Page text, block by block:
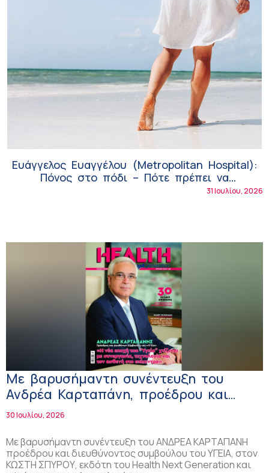
Ευάγγελος Ευαγγέλου (Metropolitan Hospital):
Πόνος στο πόδι – Πότε πρέπει να
31 Ιουλίου, 2026
Με βαρυσήμαντη συνέντευξη του
Ανδρέα Καρταπάνη, προέδρου και
διευθύνοντος συμβούλου του ΥΓΕΙΑ και
Αγγειοχειρουργική, κυκλοφορεί το
Health Next Generation
30 Ιουλίου, 2026
Με βαρυσήμαντη συνέντευξη του ΑΝΔΡΕΑ ΚΑΡΤΑΠΑΝΗ
προέδρου και διευθύνοντος συμβούλου του ΥΓΕΙΑ, στον
ΚΩΣΤΗ ΣΠΥΡΟΥ, εκδότη του Health Next Generation και